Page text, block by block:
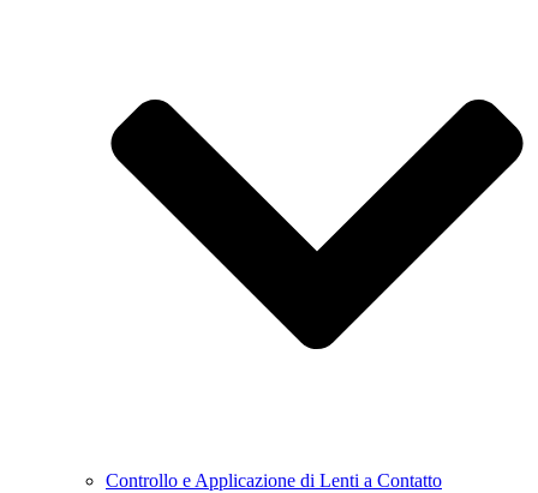
Controllo e Applicazione di Lenti a Contatto